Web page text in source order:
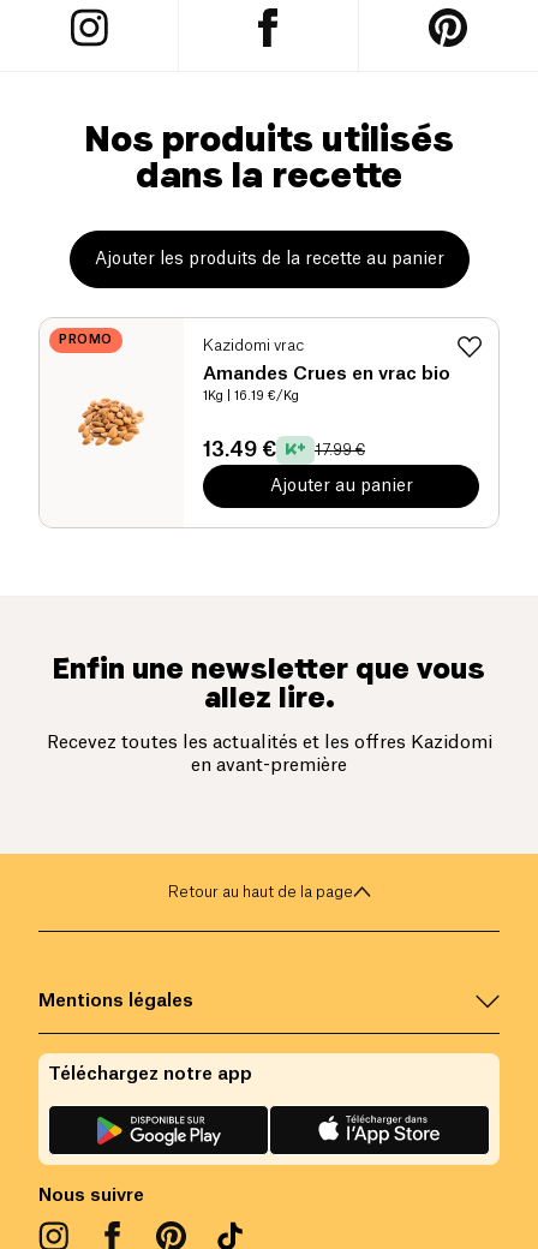
Nos produits utilisés
dans la recette
Ajouter les produits de la recette au panier
PROMO Kazidomi vrac
Amandes Crues en vrac bio
1Kg | 16.19 €/Kg
13.49 € 17.99 €
Ajouter au panier
Enfin une newsletter que vous
allez lire.
Recevez toutes les actualités et les offres Kazidomi
en avant-première
Retour au haut de la page
Mentions légales
Nous suivre
Téléchargez notre app